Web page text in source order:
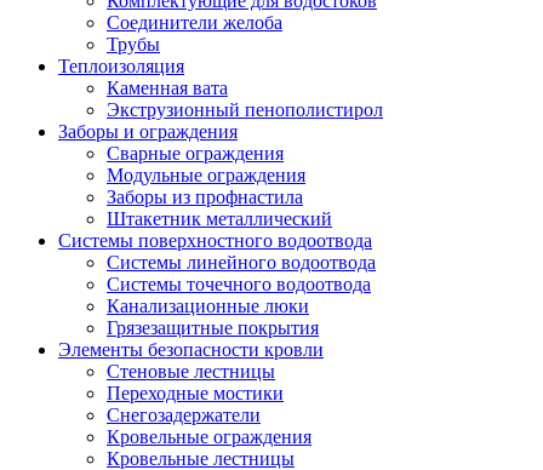
Соединители желоба
Трубы
Теплоизоляция
Каменная вата
Экструзионный пенополистирол
Заборы и ограждения
Сварные ограждения
Модульные ограждения
Заборы из профнастила
Штакетник металлический
Системы поверхностного водоотвода
Системы линейного водоотвода
Системы точечного водоотвода
Канализационные люки
Грязезащитные покрытия
Элементы безопасности кровли
Стеновые лестницы
Переходные мостики
Снегозадержатели
Кровельные ограждения
Кровельные лестницы